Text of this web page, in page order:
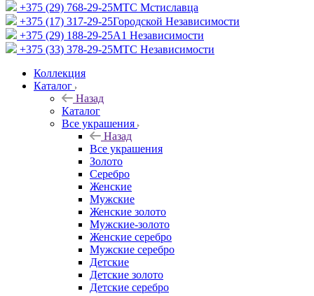
+375 (29) 768-29-25МТС Мстиславца
+375 (17) 317-29-25Городской Независимости
+375 (29) 188-29-25A1 Независимости
+375 (33) 378-29-25МТС Независимости
Коллекция
Каталог
Назад
Каталог
Все украшения
Назад
Все украшения
Золото
Серебро
Женские
Мужские
Женские золото
Мужские-золото
Женские серебро
Мужские серебро
Детские
Детские золото
Детские серебро